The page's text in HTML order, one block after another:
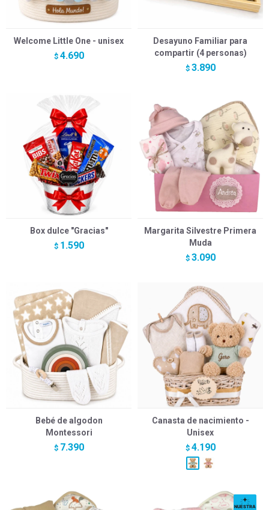
Welcome Little One - unisex
$ 4.690
Desayuno Familiar para
compartir (4 personas)
$ 3.890
Box dulce "Gracias"
$ 1.590
Margarita Silvestre Primera
Muda
$ 3.090
Bebé de algodon
Montessori
$ 7.390
Canasta de nacimiento -
Unisex
$ 4.190